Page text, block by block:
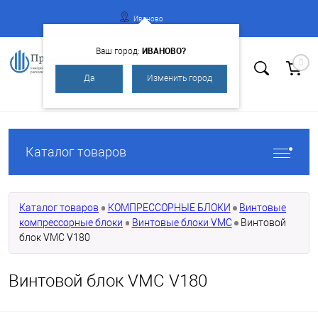
Регистрация
Иваново
Ваш город: ИВАНОВО?
Да Изменить город
0
Каталог товаров
Каталог товаров КОМПРЕССОРНЫЕ БЛОКИ
Винтовые
компрессорные блоки
Винтовые блоки VMC
Винтовой
блок VMC V180
Винтовой блок VMC V180